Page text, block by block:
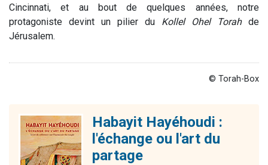
Cincinnati, et au bout de quelques années, notre
protagoniste devint un pilier du Kollel Ohel Torahde
Jérusalem.
© Torah-Box
Habayit Hayéhoudi :
l'échange ou l'art du
partage